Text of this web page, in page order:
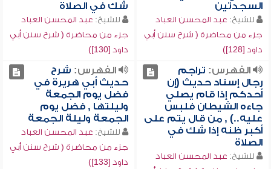
السجدتين
للشيخ: عبد المحسن العباد
جزء من محاضرة ( شرح سنن أبي
داود [128])
شك في الصلاة
للشيخ: عبد المحسن العباد
جزء من محاضرة ( شرح سنن أبي
داود [130])
الفهرس: تراجم
رجال إسناد حديث (إن
أحدكم إذا قام يصلي
جاءه الشيطان فلبس
عليه..) , من قال يتم على
أكبر ظنه إذا شك في
الصلاة
للشيخ: عبد المحسن العباد
الفهرس: شرح
حديث أبي هريرة في
فضل يوم الجمعة
وليلتها , فضل يوم
الجمعة وليلة الجمعة
للشيخ: عبد المحسن العباد
جزء من محاضرة ( شرح سنن أبي
داود [133])